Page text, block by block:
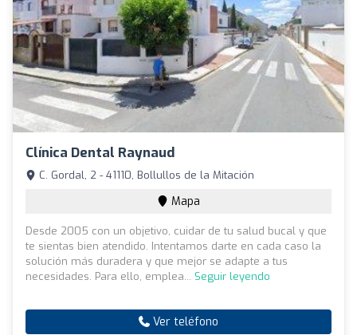
Clínica Dental Raynaud
C. Gordal, 2 - 41110, Bollullos de la Mitación
Mapa
Desde 2005 con un objetivo, cuidar de tu salud bucal y que
te sientas bien atendido. Intentamos darte en cada caso la
solución más duradera y que mejor se adapte a tus
necesidades. Para ello, emplea... Seguir leyendo
Ver teléfono